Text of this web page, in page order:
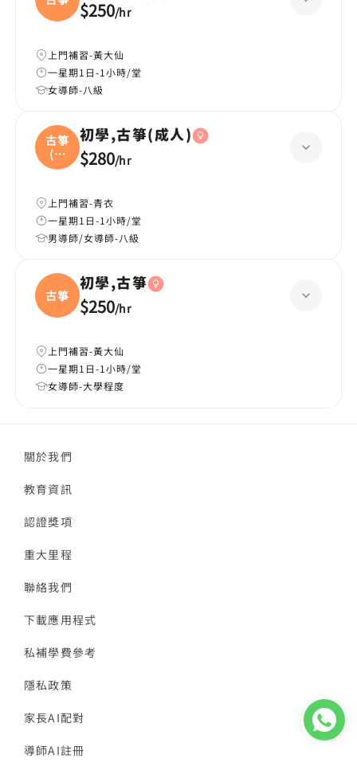
$250/hr
上門補習-黃大仙
一星期1日-1小時/堂
女導師-八級
古箏
(成
人
初學,古箏(成人)
$280/hr
上門補習-青衣
一星期1日-1小時/堂
男導師/女導師-八級
古箏
初學,古箏
$250/hr
上門補習-黃大仙
一星期1日-1小時/堂
女導師-大學程度
關於我們
教育資訊
認證獎項
重大里程
聯絡我們
下載應用程式
私補學費參考
隱私政策
家長AI配對
導師AI註冊